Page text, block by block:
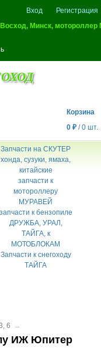
Вход
Регистрация
Минск,
Корзина
0 ₽ /0 шт.
Запчасти на СКУТЕР
хонда, сузуки, ямаха,
китайские
запчасти к
мотороллеру
МУРАВЕЙ
запчасти к бензопиле
ДРУЖБА, УРАЛ,
ТАЙГА, к
МОТОБЛОКАМ
Запчасти к снегоходу
ТАЙГА
6 →
ИЖ Юпитер